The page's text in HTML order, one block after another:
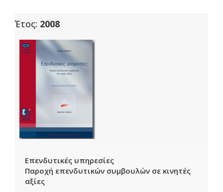
Έτος: 2008
Επενδυτικές υπηρεσίες
Παροχή επενδυτικών συμβουλών σε κινητές
αξίες